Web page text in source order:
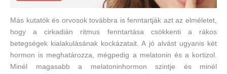
Más kutatók és orvosok továbbra is fenntartják azt az elméletet,
hogy a cirkadián ritmus fenntartása csökkenti a rákos
betegségek kialakulásának kockázatait. A jó alvást ugyanis két
hormon is meghatározza, mégpedig a melatonin és a kortizol.
Minél magasabb a melatoninhormon szintje és minél